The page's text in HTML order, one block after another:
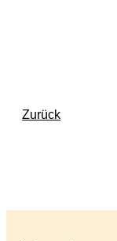
Zurück